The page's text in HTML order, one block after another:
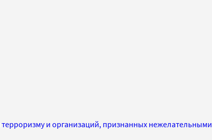
и организаций, признанных нежелательными